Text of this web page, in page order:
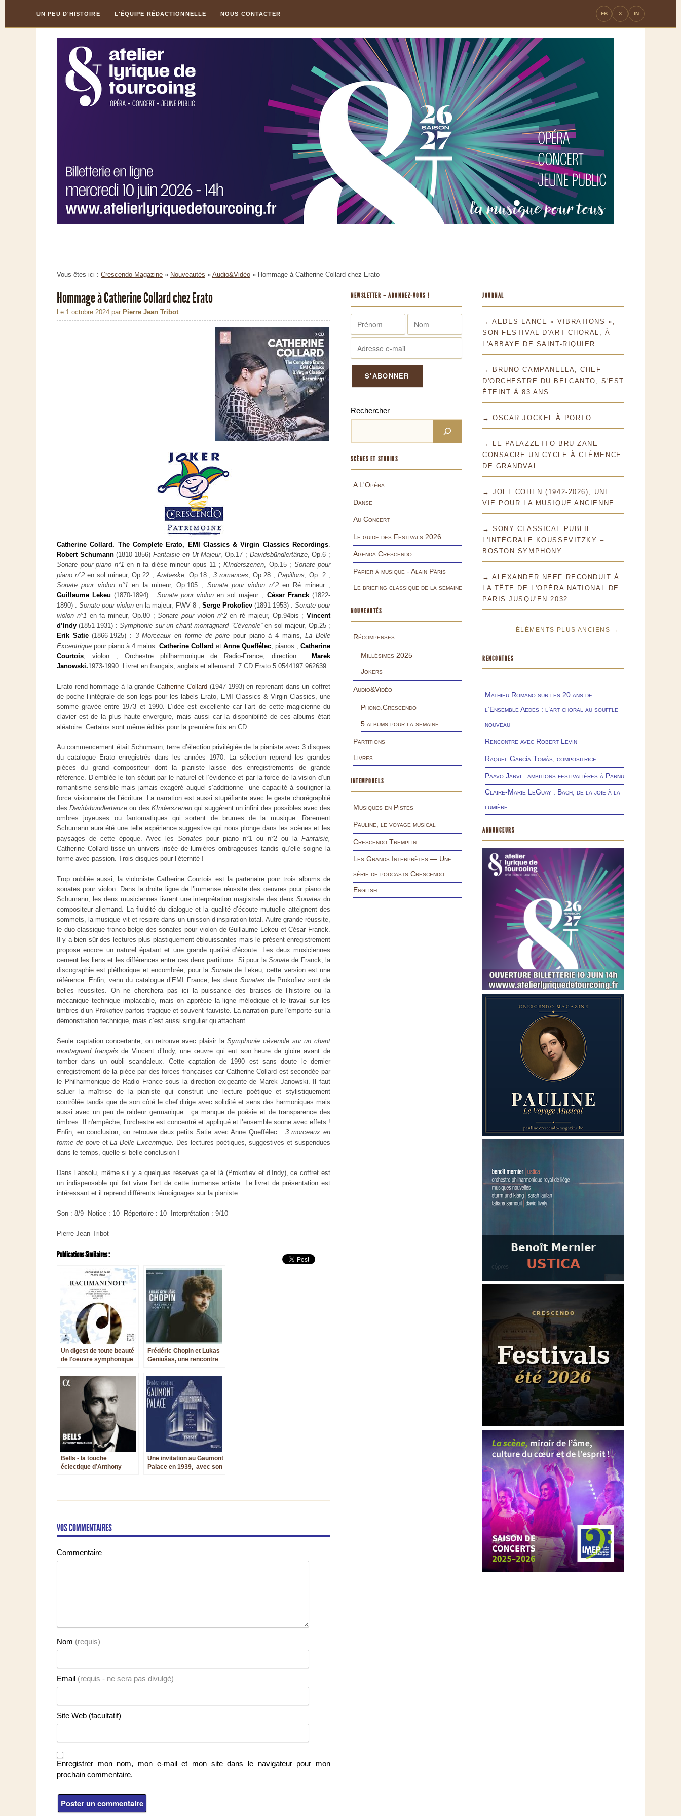
Content
la
UN PEU D'HISTOIRE L'ÉQUIPE RÉDACTIONNELLE NOUS CONTACTER FB X IN
Vous êtes ici : Crescendo Magazine » Nouveautés » Audio&Vidéo » Hommage à Catherine Collard chez Erato
Hommage à Catherine Collard chez Erato
Le 1 octobre 2024 par Pierre Jean Tribot
Catherine Collard. The Complete Erato, EMI Classics & Virgin Classics Recordings.
Robert Schumann(1810-1856)Fantaisie en Ut Majeur, Op.17 ; Davidsbündlertänze, Op.6 ;
Sonate pour piano n°1 en n fa dièse mineur opus 11 ; KInderszenen, Op.15 ; Sonate pour
piano n°2en sol mineur, Op.22 ;Arabeske, Op.18 ;3 romances, Op.28 ;Papillons, Op. 2 ;
Sonate pour violon n°1 en la mineur, Op.105 ; Sonate pour violon n°2en Ré mineur ;
Guillaume Lekeu (1870-1894) : Sonate pour violonen sol majeur ; César Franck(1822-
1890) :Sonate pour violon en la majeur, FWV 8 ; Serge Prokofiev(1891-1953) : Sonate pour
violon n°1 en fa mineur, Op.80 ;Sonate pour violon n°2en ré majeur, Op.94bis ; Vincent
d’Indy (1851-1931) :Symphonie sur un chant montagnard “Cévenole”en sol majeur, Op.25 ;
Erik Satie(1866-1925) : 3 Morceaux en forme de poire pour piano à 4 mains,La Belle
Excentrique pour piano à 4 mains. Catherine Collard et Anne Queffélec, pianos ; Catherine
Courtois, violon ; Orchestre philharmonique de Radio-France, direction :
Marek
Janowski.1973-1990. Livret en français, anglais et allemand. 7 CD Erato 5 0544197 962639
Erato rend hommage à la grandeCatherine Collard (1947-1993) en reprenant dans un coffret
de poche l’intégrale de son legs pour les labels Erato, EMI Classics & Virgin Classics, une
somme gravée entre 1973 et 1990. L’idée est excellente car l’art de cette magicienne du
clavier est de la plus haute envergure, mais aussi car la disponibilité de ces albums était
aléatoire. Certains sont même édités pour la première fois en CD.
Au commencement était Schumann, terre d’élection privilégiée de la pianiste avec 3 disques
du catalogue Erato enregistrés dans les années 1970. La sélection reprend les grandes
pièces du grand compositeur dont la pianiste laisse des enregistrements de grande
référence. D’emblée le ton séduit par le naturel et l’évidence et par la force de la vision d’un
romantisme sensible mais jamais exagéré auquel s’additionne une capacité à souligner la
force visionnaire de l’écriture. La narration est aussi stupéfiante avec le geste chorégraphié
desDavidsbündlertänze ou des KInderszenen qui suggèrent un infini des possibles avec des
ombres joyeuses ou fantomatiques qui sortent de brumes de la musique. Rarement
Schumann aura été une telle expérience suggestive qui nous plonge dans les scènes et les
paysages de cette époque. Avec les Sonates pour piano n°1 ou n°2 ou la Fantaisie,
Catherine Collard tisse un univers irisée de lumières ombrageuses tandis qu’elle soigne la
forme avec passion. Trois disques pour l’éternité !
Trop oubliée aussi, la violoniste Catherine Courtois est la partenaire pour trois albums de
sonates pour violon. Dans la droite ligne de l’immense réussite des oeuvres pour piano de
Schumann, les deux musiciennes livrent une interprétation magistrale des deuxSonates du
compositeur allemand. La fluidité du dialogue et la qualité d’écoute mutuelle atteignent des
sommets, la musique vit et respire dans un unisson d’inspiration total. Autre grande réussite,
le duo classique franco-belge des sonates pour violon de Guillaume Lekeu et César Franck.
Il y a bien sûr des lectures plus plastiquement éblouissantes mais le présent enregistrement
propose encore un naturel épatant et une grande qualité d’écoute. Les deux musiciennes
cernent les liens et les différences entre ces deux partitions. Si pour laSonatede Franck, la
discographie est pléthorique et encombrée, pour laSonatede Lekeu, cette version est une
référence. Enfin, venu du catalogue d’EMI France, les deuxSonates de Prokofiev sont de
belles réussites. On ne cherchera pas ici la puissance des braises de l’histoire ou la
mécanique technique implacable, mais on apprécie la ligne mélodique et le travail sur les
timbres d’un Prokofiev parfois tragique et souvent fauviste. La narration pure l'emporte sur la
démonstration technique, mais c’est aussi singulier qu’attachant.
Seule captation concertante, on retrouve avec plaisir laSymphonie cévenole sur un chant
montagnard français de Vincent d’Indy, une œuvre qui eut son heure de gloire avant de
tomber dans un oubli scandaleux. Cette captation de 1990 est sans doute le dernier
enregistrement de la pièce par des forces françaises car Catherine Collard est secondée par
le Philharmonique de Radio France sous la direction exigeante de Marek Janowski. Il faut
saluer la maîtrise de la pianiste qui construit une lecture poétique et stylistiquement
contrôlée tandis que de son côté le chef dirige avec solidité et sens des harmoniques mais
aussi avec un peu de raideur germanique : ça manque de poésie et de transparence des
timbres. Il n'empêche, l’orchestre est concentré et appliqué et l’ensemble sonne avec effets !
Enfin, en conclusion, on retrouve deux petits Satie avec Anne Queffélec : 3 morceaux en
forme de poire etLa Belle Excentrique. Des lectures poétiques, suggestives et suspendues
dans le temps, quelle si belle conclusion !
Dans l’absolu, même s’il y a quelques réserves ça et là (Prokofiev et d’Indy), ce coffret est
un indispensable qui fait vivre l’art de cette immense artiste. Le livret de présentation est
intéressant et il reprend différents témoignages sur la pianiste.
Son : 8/9 Notice : 10 Répertoire : 10 Interprétation : 9/10
Pierre-Jean Tribot
Publications Similaires :
Un digest de toute beauté
de l'oeuvre symphonique
Frédéric Chopin et Lukas
Geniušas, une rencontre
Bells - la touche
éclectique d’Anthony
Une invitation au Gaumont
Palace en 1939, avec son
VOS COMMENTAIRES
Commentaire
Nom (requis)
Email (requis - ne sera pas divulgé)
Site Web (facultatif)
Enregistrer mon nom, mon e-mail et mon site dans le navigateur pour mon
prochain commentaire.
NEWSLETTER – ABONNEZ-VOUS !
Rechercher
SCÈNES ET STUDIOS
A L'Opéra
Danse
Au Concert
Le guide des Festivals 2026
Agenda Crescendo
Papier à musique - Alain Pâris
Le briefing classique de la semaine
NOUVEAUTÉS
Récompenses
Millésimes 2025
Jokers
Audio&Vidéo
Phono.Crescendo
5 albums pour la semaine
Partitions
Livres
INTEMPORELS
Musiques en Pistes
Pauline, le voyage musical
Crescendo Tremplin
Les Grands Interprètes — Une
série de podcasts Crescendo
English
JOURNAL
→ AEDES LANCE « VIBRATIONS »,
SON FESTIVAL D'ART CHORAL, À
L'ABBAYE DE SAINT-RIQUIER
→ BRUNO CAMPANELLA, CHEF
D'ORCHESTRE DU BELCANTO, S'EST
ÉTEINT À 83 ANS
→ OSCAR JOCKEL À PORTO
→ LE PALAZZETTO BRU ZANE
CONSACRE UN CYCLE À CLÉMENCE
DE GRANDVAL
→ JOEL COHEN (1942-2026), UNE
VIE POUR LA MUSIQUE ANCIENNE
→ SONY CLASSICAL PUBLIE
L'INTÉGRALE KOUSSEVITZKY –
BOSTON SYMPHONY
→ ALEXANDER NEEF RECONDUIT À
LA TÊTE DE L'OPÉRA NATIONAL DE
PARIS JUSQU'EN 2032
ÉLÉMENTS PLUS ANCIENS →
RENCONTRES
Mathieu Romano sur les 20 ans de
l’Ensemble Aedes : l’art choral au souffle
nouveau
Rencontre avec Robert Levin
Raquel García Tomás, compositrice
Paavo Järvi : ambitions festivalières à Pärnu
Claire-Marie LeGuay : Bach, de la joie à la
lumière
ANNONCEURS